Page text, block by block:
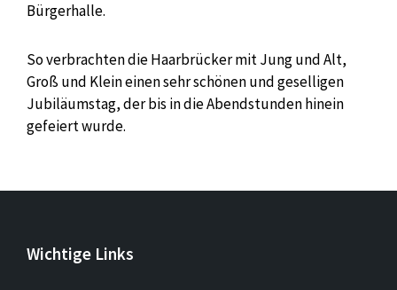
Bürgerhalle.
So verbrachten die Haarbrücker mit Jung und Alt,
Groß und Klein einen sehr schönen und geselligen
Jubiläumstag, der bis in die Abendstunden hinein
gefeiert wurde.
Wichtige Links